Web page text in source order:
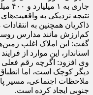
نتیجه نزدیکی به
ذاکریان همچنین به
کم‌ارزش مانند مدارس
گفت: این املاک اغلب
استاندار، این موارد از
وی افزود: اگرچه رقم
دیگر کوچک است، اما
ملاحظات اجتماعی، مسیر
جنوبی ایجاد کرده است.